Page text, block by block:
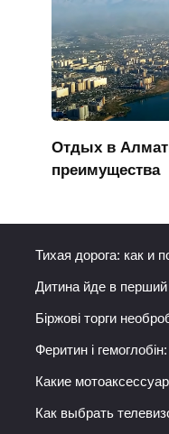
Отдых в
преимущества
Тихая дорога: как и
Дитина йде в перший
Біржові торги
Феритин і гемоглобін:
Какие
Как выбрать